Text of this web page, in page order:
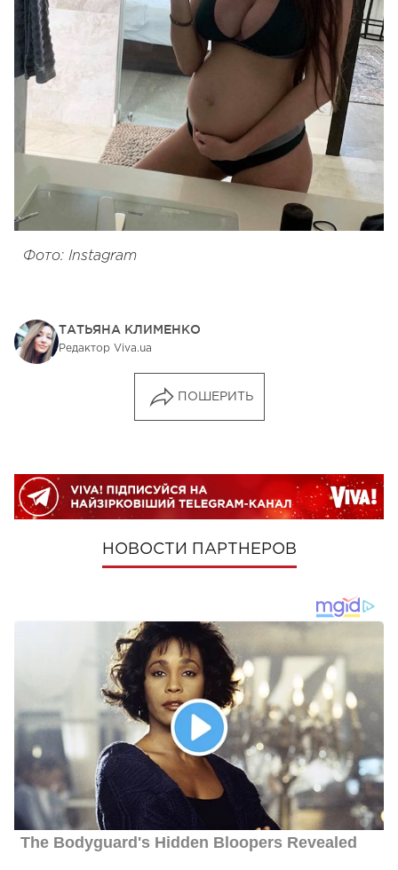
Фото: Instagram
ТАТЬЯНА КЛИМЕНКО
Редактор Viva.ua
ПОШЕРИТЬ
НОВОСТИ ПАРТНЕРОВ